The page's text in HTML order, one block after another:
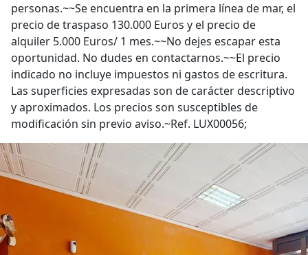
personas.~~Se encuentra en la primera línea de mar, el
precio de traspaso 130.000 Euros y el precio de
alquiler 5.000 Euros/ 1 mes.~~No dejes escapar esta
oportunidad. No dudes en contactarnos.~~El precio
indicado no incluye impuestos ni gastos de escritura.
Las superficies expresadas son de carácter descriptivo
y aproximados. Los precios son susceptibles de
modificación sin previo aviso.~Ref. LUX00056;